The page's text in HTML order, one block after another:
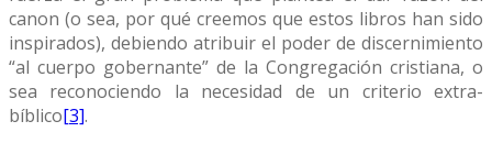
canon (o sea, por qué creemos que estos libros han sido
inspirados), debiendo atribuir el poder de discernimiento
“al cuerpo gobernante” de la Congregación cristiana, o
sea reconociendo la necesidad de un criterio extra-
bíblico[3].